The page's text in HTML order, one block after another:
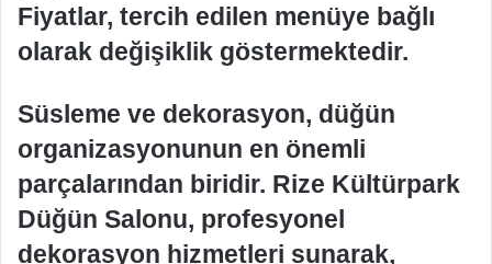
Fiyatlar, tercih edilen menüye bağlı
olarak değişiklik göstermektedir.
Süsleme ve dekorasyon, düğün
organizasyonunun en önemli
parçalarından biridir. Rize Kültürpark
Düğün Salonu, profesyonel
dekorasyon hizmetleri sunarak,